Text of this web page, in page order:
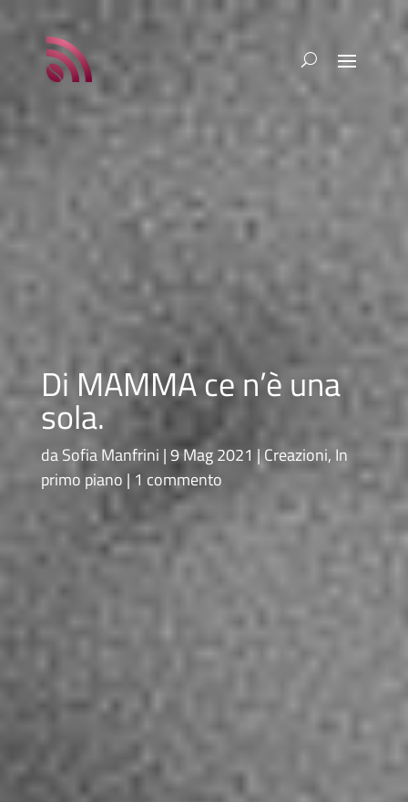
Di MAMMA ce n’è una
sola.
daSofia Manfrini 9 Mag 2021 Creazioni, In
primo piano 1 commento